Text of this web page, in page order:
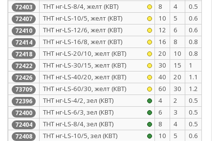
72403 ТНТ нг-LS-8/4, желт (КВТ) 8 4 0.5
72407 ТНТ нг-LS-10/5, желт (КВТ) 10 5 0.6
72410 ТНТ нг-LS-12/6, желт (КВТ) 12 6 0.6
72414 ТНТ нг-LS-16/8, желт (КВТ) 16 8 0.8
72418 ТНТ нг-LS-20/10, желт (КВТ) 20 10 0.8
72422 ТНТ нг-LS-30/15, желт (КВТ) 30 15 1
72426 ТНТ нг-LS-40/20, желт (КВТ) 40 20 1.1
73709 ТНТ нг-LS-60/30, желт (КВТ) 60 30 1.2
72396 ТНТ нг-LS-4/2, зел (КВТ) 4 2 0.5
72400 ТНТ нг-LS-6/3, зел (КВТ) 6 3 0.5
72404 ТНТ нг-LS-8/4, зел (КВТ) 8 4 0.5
72408 ТНТ нг-LS-10/5, зел (КВТ) 10 5 0.6